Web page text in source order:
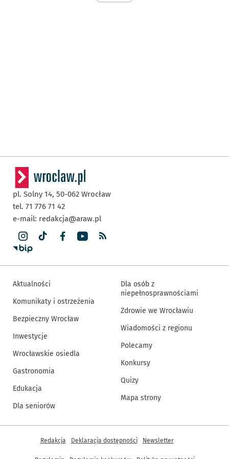
pl. Solny 14, 50-062 Wrocław
tel. 71 776 71 42
e-mail: redakcja@araw.pl
Aktualności
Komunikaty i ostrzeżenia
Bezpieczny Wrocław
Inwestycje
Wrocławskie osiedla
Gastronomia
Edukacja
Dla seniorów
Dla osób z
niepełnosprawnościami
Zdrowie we Wrocławiu
Wiadomości z regionu
Polecamy
Konkursy
Quizy
Mapa strony
Inne informacje
Redakcja Deklaracja dostępności Newsletter